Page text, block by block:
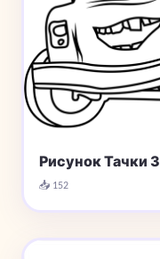
Рисунок Тачки 3
📥 152